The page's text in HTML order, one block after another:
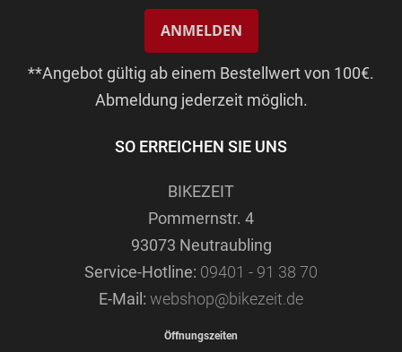
ANMELDEN
**Angebot gültig ab einem Bestellwert von 100€.
Abmeldung jederzeit möglich.
SO ERREICHEN SIE UNS
BIKEZEIT
Pommernstr. 4
93073 Neutraubling
Service-Hotline: 09401 - 91 38 70
E-Mail: webshop@bikezeit.de
Öffnungszeiten